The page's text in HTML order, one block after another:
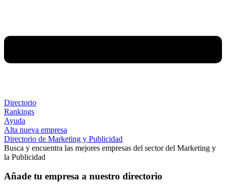
Directorio
Rankings
Ayuda
Alta nueva empresa
Directorio de Marketing y Publicidad
Busca y encuentra las mejores empresas del sector del Marketing y
la Publicidad
Añade tu empresa a nuestro directorio